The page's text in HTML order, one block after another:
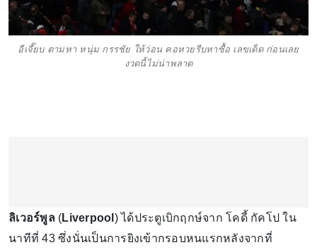
อีเจี๊ยบ ตามหา หนุ่ม กรรชัย ให้ว่อน คอหวยรีบหาซื้อ เลขเด็ด ก่อนเลย
งวดนี้ไม่น่าพลาด
ลิเวอร์พูล(Liverpool ) ได้ประตูเบิกฤกษ์จาก โคดี้ กัคโป ใน
นาทีที่ 43 ซึ่งนั่นเป็นการยิงเข้ากรอบหนแรกหลังจากที่